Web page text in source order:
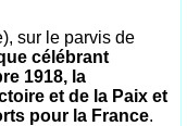
sur le parvis de
célébrant
1918, la
et de la Paix et
pour la France.